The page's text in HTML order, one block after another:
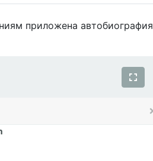
приложена автобиография